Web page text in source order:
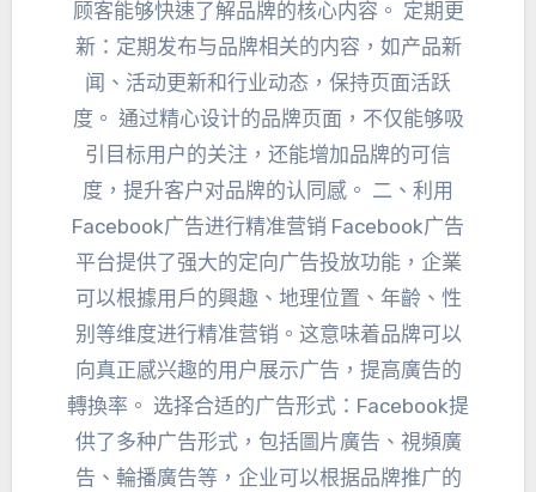
顾客能够快速了解品牌的核心内容 。 定期更
新： 定期发布与品牌相关的内容 ， 如产品新
闻 、 活动更新和行业动态 ， 保持页面活跃
度 。 通过精心设计的品牌页面 ， 不仅能够吸
引目标用户的关注 ， 还能增加品牌的可信
度 ， 提升客户对品牌的认同感 。 二、 利用
Facebook广告进行精准营销 Facebook广告
平台提供了强大的定向广告投放功能，企業
可以根據用戶的興趣、地理位置、年齡、 性
别等维度进行精准营销 。 这意味着品牌可以
向真正感兴趣的用户展示广告 ，提高廣告的
轉換率。 选择合适的广告形式 ： Facebook提
供了多种广告形式，包括圖片廣告、視頻廣
告、輪播廣告等， 企业可以根据品牌推广的